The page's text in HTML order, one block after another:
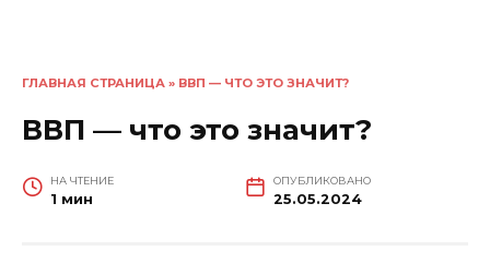
ГЛАВНАЯ СТРАНИЦА » ВВП — ЧТО ЭТО ЗНАЧИТ?
ВВП — что это значит?
НА ЧТЕНИЕ
1 мин
ОПУБЛИКОВАНО
25.05.2024